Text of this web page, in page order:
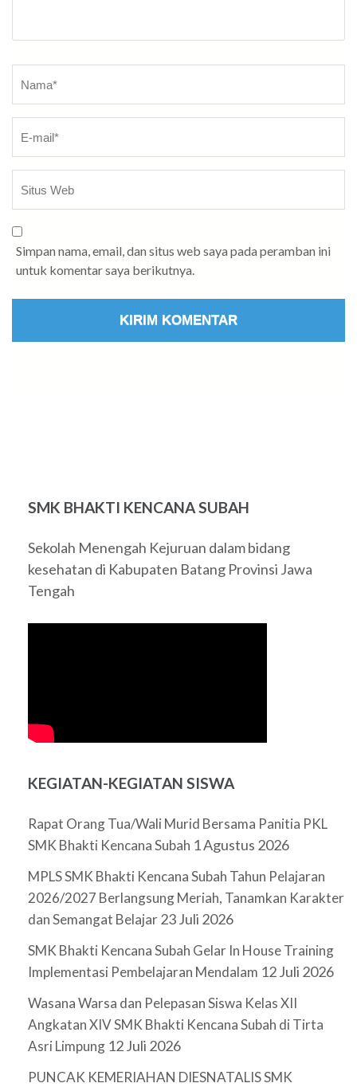
Simpan nama, email, dan situs web saya pada peramban ini
untuk komentar saya berikutnya.
SMK BHAKTI KENCANA SUBAH
Sekolah Menengah Kejuruan dalam bidang
kesehatan di Kabupaten Batang Provinsi Jawa
Tengah
KEGIATAN-KEGIATAN SISWA
Rapat Orang Tua/Wali Murid Bersama Panitia PKL
SMK Bhakti Kencana Subah 1 Agustus 2026
MPLS SMK Bhakti Kencana Subah Tahun Pelajaran
2026/2027 Berlangsung Meriah, Tanamkan Karakter
dan Semangat Belajar23 Juli 2026
SMK Bhakti Kencana Subah Gelar In House Training
Implementasi Pembelajaran Mendalam 12 Juli 2026
Wasana Warsa dan Pelepasan Siswa Kelas XII
Angkatan XIV SMK Bhakti Kencana Subah di Tirta
Asri Limpung 12 Juli 2026
PUNCAK KEMERIAHAN DIESNATALIS SMK